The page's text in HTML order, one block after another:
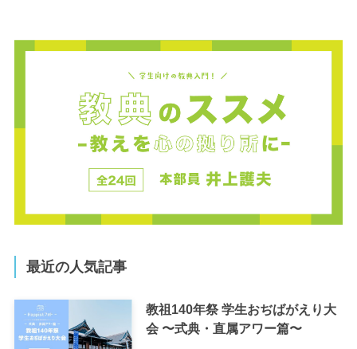
最近の人気記事
教祖140年祭 学生おぢばがえり大
会 〜式典・直属アワー篇〜